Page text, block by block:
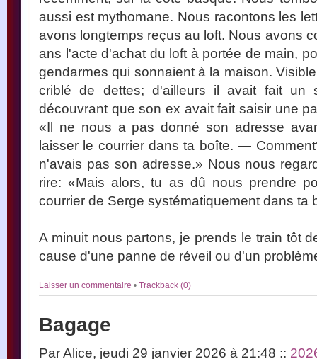
aussi est mythomane. Nous racontons les
avons longtemps reçus au loft. Nous avons
ans l'acte d'achat du loft à portée de main,
gendarmes qui sonnaient à la maison.
criblé de dettes; d'ailleurs il avait fait un
découvrant que son ex avait fait saisir une
«Il ne nous a pas donné son adresse
laisser le courrier dans ta boîte. —
n'avais pas son adresse.» Nous nous
rire: «Mais alors, tu as dû nous prendre
courrier de Serge systématiquement dans ta
A minuit nous partons, je prends le train tôt
cause d'une panne de réveil ou d'un
Laisser un commentaire • Trackback (0)
Bagage
Par Alice, jeudi 29 janvier 2026 à 21:48 ::